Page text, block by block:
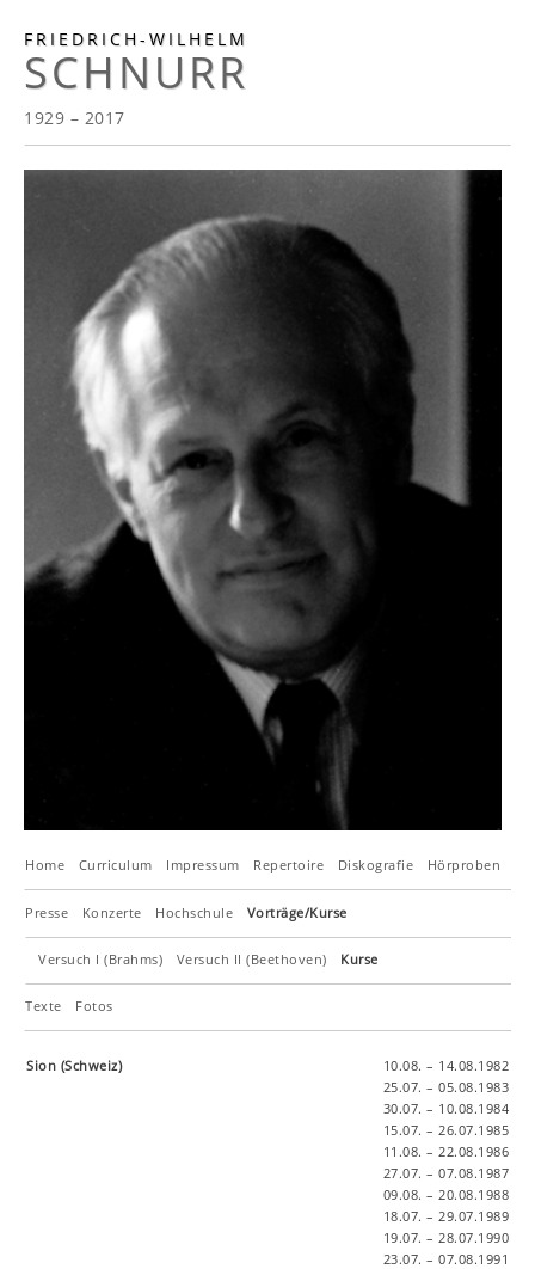
FRIEDRICH-WILHELM
SCHNURR
1929 – 2017
Home Curriculum Impressum Repertoire Diskografie Hörproben
Presse Konzerte Hochschule Vorträge/Kurse
Versuch I (Brahms) Versuch II (Beethoven) Kurse
Texte Fotos
Sion (Schweiz)
10.08. – 14.08.1982
25.07. – 05.08.1983
30.07. – 10.08.1984
15.07. – 26.07.1985
11.08. – 22.08.1986
27.07. – 07.08.1987
09.08. – 20.08.1988
18.07. – 29.07.1989
19.07. – 28.07.1990
23.07. – 07.08.1991